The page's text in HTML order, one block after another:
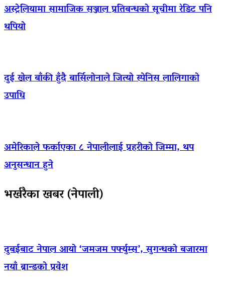
अस्ट्रेलियामा सामाजिक सञ्जाल प्रतिबन्धको सूचीमा रेडिट पनि
थपियो
दुई खेल बाँकी हुँदै बार्सिलोनाले जित्यो स्पेनिस लालिगाको
उपाधि
अमेरिकाले फर्काएका ८ नेपालीलाई प्रहरीको जिम्मा, थप
अनुसन्धान हुने
भर्खरैका खबर (नेपाली)
दुबईबाट नेपाल आयो ‘जमजम पर्फ्युम्स’, सुगन्धको बजारमा
नयाँ ब्रान्डको प्रवेश